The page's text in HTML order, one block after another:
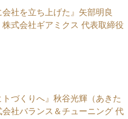
会社を立ち上げた』矢部明良
式会社ギアミクス 代表取締役
トづくりへ』秋谷光輝（あきた
社バランス＆チューニング 代